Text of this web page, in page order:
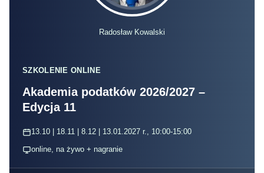
Radosław Kowalski
SZKOLENIE ONLINE
Akademia podatków 2026/2027 –
Edycja 11
13.10 | 18.11 | 8.12 | 13.01.2027 r., 10:00-15:00
online, na żywo + nagranie